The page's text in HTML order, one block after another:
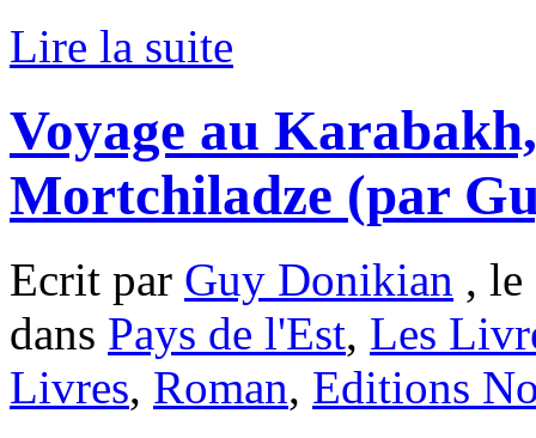
Lire la suite
Voyage au
Mortchiladze (par
Ecrit par Guy Donikian ,
dans Pays de l'Est, Les
Livres, Roman, Editions